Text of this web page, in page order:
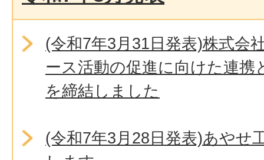
(令和7年3月31日発表)株式会
ース活動の促進に向けた連携
を締結しました
(令和7年3月28日発表)あやせ